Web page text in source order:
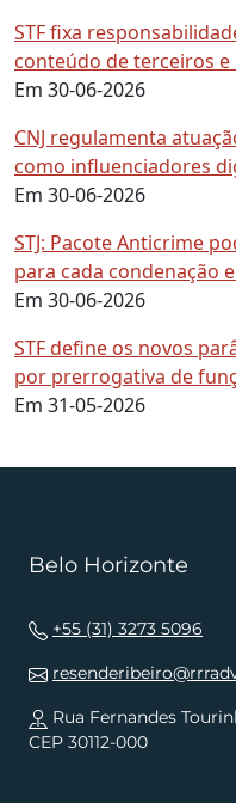
STF fixa
conteúdo de terceiros e
Em 30-06-2026
CNJ regulamenta
como influenciadores
Em 30-06-2026
STJ: Pacote Anticrime
para cada condenação
Em 30-06-2026
STF define os novos
por prerrogativa de
Em 31-05-2026
Belo Horizonte
+55 (31) 3273 5096
Rua Fernandes
CEP 30112-000